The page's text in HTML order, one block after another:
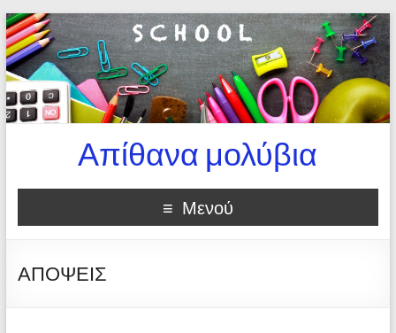
Απίθανα μολύβια
Μενού
ΑΠΟΨΕΙΣ